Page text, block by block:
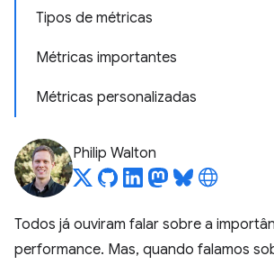
Tipos de métricas
Métricas importantes
Métricas personalizadas
Philip Walton
Todos já ouviram falar sobre a
performance. Mas, quando falamos